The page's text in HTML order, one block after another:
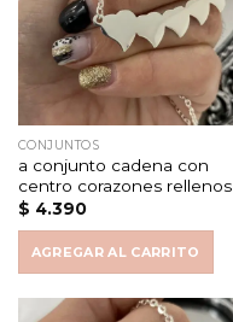
CONJUNTOS
a conjunto cadena con
centro corazones rellenos
$ 4.390
AGREGAR AL CARRITO